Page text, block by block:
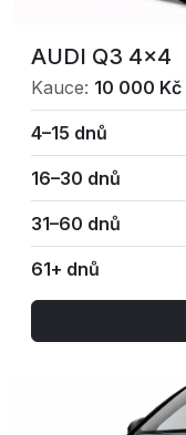
AUDI Q3 4×4
Kauce: 10 000 Kč
4–15 dnů
16–30 dnů
31–60 dnů
61+ dnů